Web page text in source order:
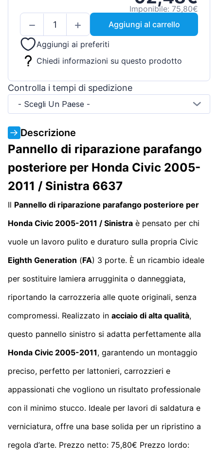
Imponibile: 75,80€
Aggiungi al carrello
Aggiungi ai preferiti
Chiedi informazioni su questo prodotto
Controlla i tempi di spedizione
- Scegli Un Paese -
Descrizione
Pannello di riparazione parafango
posteriore per Honda Civic 2005-
2011 / Sinistra 6637
Il Pannello di riparazione parafango posteriore per
Honda Civic 2005-2011 / Sinistra è pensato per chi
vuole un lavoro pulito e duraturo sulla propria Civic
Eighth Generation (FA) 3 porte. È un ricambio ideale
per sostituire lamiera arrugginita o danneggiata,
riportando la carrozzeria alle quote originali, senza
compromessi. Realizzato in acciaio di alta qualità,
questo pannello sinistro si adatta perfettamente alla
Honda Civic 2005-2011, garantendo un montaggio
preciso, perfetto per lattonieri, carrozzieri e
appassionati che vogliono un risultato professionale
con il minimo stucco. Ideale per lavori di saldatura e
verniciatura, offre una base solida per un ripristino a
regola d’arte. Prezzo netto: 75,80€ Prezzo lordo: